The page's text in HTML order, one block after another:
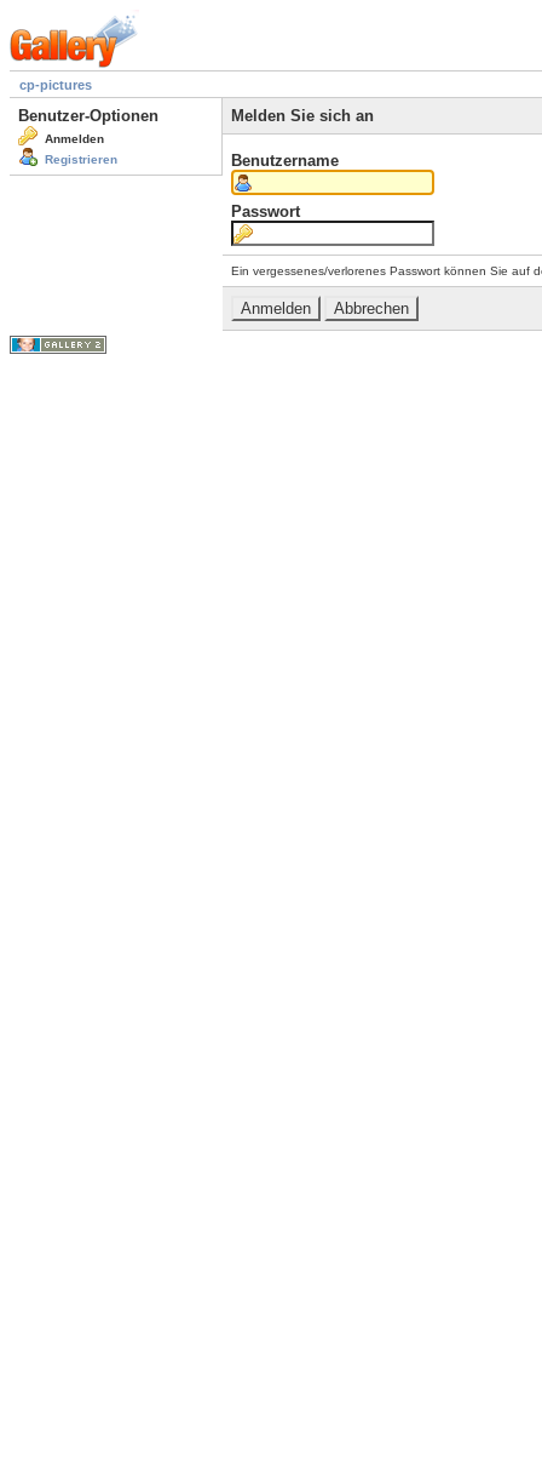
cp-pictures
Benutzer-Optionen
Anmelden
Registrieren
Melden Sie sich an
Benutzername
Passwort
Ein vergessenes/verlorenes Passwort können Sie auf